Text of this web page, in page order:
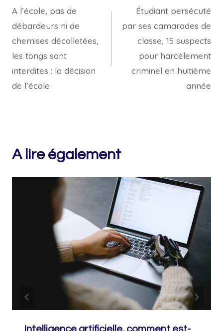
de
l’article
A l’école, pas de
débardeurs ni de
chemises décolletées,
les tongs sont
interdites : la décision
de l’école
Étudiant persécuté
par ses camarades de
classe, 15 suspects
pour harcèlement
criminel en huitième
année
A lire également